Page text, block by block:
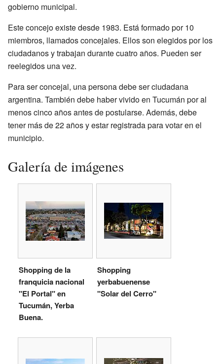
gobierno municipal.
Este concejo existe desde 1983. Está formado por 10
miembros, llamados concejales. Ellos son elegidos por los
ciudadanos y trabajan durante cuatro años. Pueden ser
reelegidos una vez.
Para ser concejal, una persona debe ser ciudadana
argentina. También debe haber vivido en Tucumán por al
menos cinco años antes de postularse. Además, debe
tener más de 22 años y estar registrada para votar en el
municipio.
Galería de imágenes
Shopping de la
franquicia nacional
"El Portal" en
Tucumán, Yerba
Buena.
Shopping
yerbabuenense
"Solar del Cerro"